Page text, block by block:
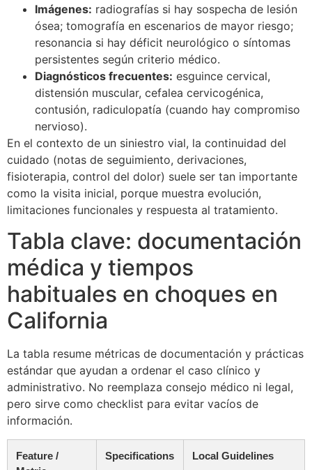
Imágenes: radiografías si hay sospecha de lesión
ósea; tomografía en escenarios de mayor riesgo;
resonancia si hay déficit neurológico o síntomas
persistentes según criterio médico.
Diagnósticos frecuentes: esguince cervical,
distensión muscular, cefalea cervicogénica,
contusión, radiculopatía (cuando hay compromiso
nervioso).
En el contexto de un siniestro vial, la continuidad del
cuidado (notas de seguimiento, derivaciones,
fisioterapia, control del dolor) suele ser tan importante
como la visita inicial, porque muestra evolución,
limitaciones funcionales y respuesta al tratamiento.
Tabla clave: documentación
médica y tiempos
habituales en choques en
California
La tabla resume métricas de documentación y prácticas
estándar que ayudan a ordenar el caso clínico y
administrativo. No reemplaza consejo médico ni legal,
pero sirve como checklist para evitar vacíos de
información.
Feature /
Specifications Local Guidelines